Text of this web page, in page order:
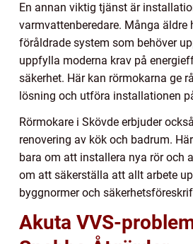
En annan viktig tjänst är
varmvattenberedare. Många äldre
föråldrade system som behöver
uppfylla moderna krav på
säkerhet. Här kan rörmokarna ge
lösning och utföra installationen
Rörmokare i Skövde erbjuder
renovering av kök och badrum.
bara om att installera nya rör och
om att säkerställa att allt arbete
byggnormer och
Akuta VVS-